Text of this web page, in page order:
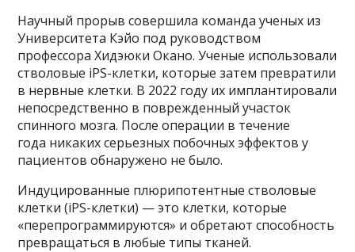
Научный прорыв совершила команда ученых из
Университета Кэйо под руководством
профессора Хидэюки Окано. Ученые использовали
стволовые iPS-клетки, которые затем превратили
в нервные клетки. В 2022 году их имплантировали
непосредственно в поврежденный участок
спинного мозга. После операции в течение
года никаких серьезных побочных эффектов у
пациентов обнаружено не было.
Индуцированные плюрипотентные стволовые
клетки (iPS-клетки) — это клетки, которые
«перепрограммируются» и обретают способность
превращаться в любые типы тканей.